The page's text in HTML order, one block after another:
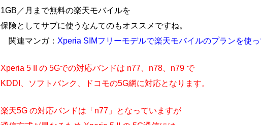
1GB／月まで無料の楽天モバイルを
保険としてサブに使うなんてのもオススメですね。
関連マンガ： Xperia SIMフリーモデルで楽天モバイルのプランを使
Xperia 5 II の 5Gでの対応バンドは n77、n78、n79 で
KDDI、ソフトバンク、ドコモの5G網に対応となります。
楽天5G の対応バンドは「n77」となっていますが